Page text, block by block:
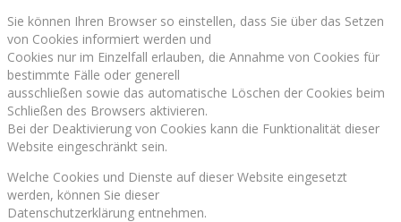
Sie können Ihren Browser so einstellen, dass Sie über das Setzen
von Cookies informiert werden und
Cookies nur im Einzelfall erlauben, die Annahme von Cookies für
bestimmte Fälle oder generell
ausschließen sowie das automatische Löschen der Cookies beim
Schließen des Browsers aktivieren.
Bei der Deaktivierung von Cookies kann die Funktionalität dieser
Website eingeschränkt sein.
Welche Cookies und Dienste auf dieser Website eingesetzt
werden, können Sie dieser
Datenschutzerklärung entnehmen.